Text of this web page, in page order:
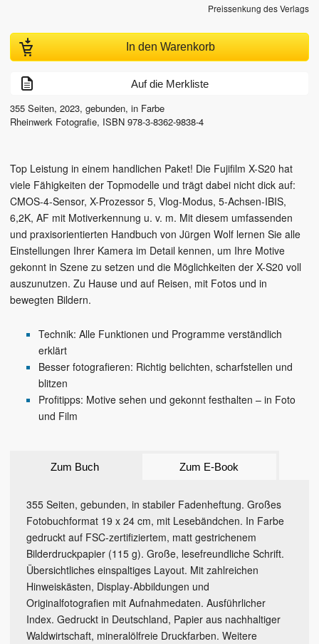
Preissenkung des Verlags
In den Warenkorb
Auf die Merkliste
355 Seiten, 2023, gebunden, in Farbe
Rheinwerk Fotografie, ISBN 978-3-8362-9838-4
Top Leistung in einem handlichen Paket! Die Fujifilm X-S20 hat
viele Fähigkeiten der Topmodelle und trägt dabei nicht dick auf:
CMOS-4-Sensor, X-Prozessor 5, Vlog-Modus, 5-Achsen-IBIS,
6,2K, AF mit Motiverkennung u. v. m. Mit diesem umfassenden
und praxisorientierten Handbuch von Jürgen Wolf lernen Sie alle
Einstellungen Ihrer Kamera im Detail kennen, um Ihre Motive
gekonnt in Szene zu setzen und die Möglichkeiten der X-S20 voll
auszunutzen. Zu Hause und auf Reisen, mit Fotos und in
bewegten Bildern.
Technik: Alle Funktionen und Programme verständlich
erklärt
Besser fotografieren: Richtig belichten, scharfstellen und
blitzen
Profitipps: Motive sehen und gekonnt festhalten – in Foto
und Film
Zum Buch Zum E-Book
355 Seiten, gebunden, in stabiler Fadenheftung. Großes
Fotobuchformat 19 x 24 cm, mit Lesebändchen. In Farbe
gedruckt auf FSC-zertifiziertem, matt gestrichenem
Bilderdruckpapier (115 g). Große, lesefreundliche Schrift.
Übersichtliches einspaltiges Layout. Mit zahlreichen
Hinweiskästen, Display-Abbildungen und
Originalfotografien mit Aufnahmedaten. Ausführlicher
Index. Gedruckt in Deutschland, Papier aus nachhaltiger
Waldwirtschaft, mineralölfreie Druckfarben. Weitere